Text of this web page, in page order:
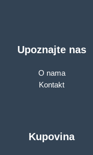
Upoznajte nas
O nama
Kontakt
Kupovina